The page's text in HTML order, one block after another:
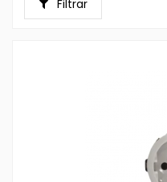
Filtrar